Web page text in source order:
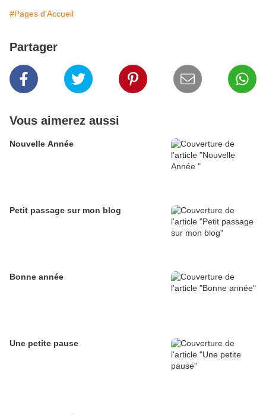
#Pages d'Accueil
Partager
Vous aimerez aussi
Nouvelle Année
Petit passage sur mon blog
Bonne année
Une petite pause